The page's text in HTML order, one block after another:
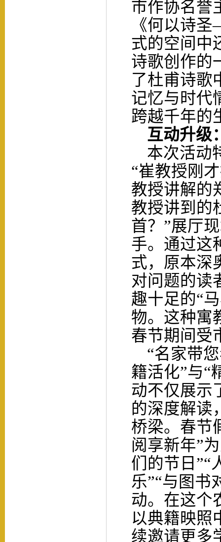
市作协名誉
《何以诗圣
式的空间中
诗歌创作的
了杜甫诗歌
记忆与时代
跨越千年的
互动升级
本次活动
“崔教授刚
教授讲解的
教授讲到的
首？”展厅
手。通过这
式，原本深
对问题的读
趣十足的“
物。这种寓
春节期间受
“名家带您
籍活化”与“
动不仅展示
的深度解读
桥梁。春节
阅享新年”
们的节日”“
乐”“与图书
动。在这个
以典籍映照
续邀请更多